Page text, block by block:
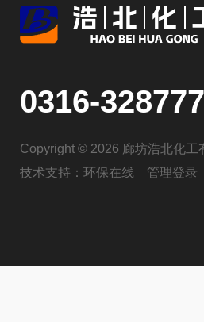
0316-
Copyright © 2026 廊坊浩北化工
技术支持： 环保在线 管理登录